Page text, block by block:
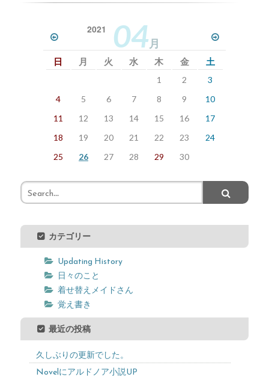
2021 04月
日
月 火 水 木 金 土
1 2
3
4
5 6 7 8 9
10
11
12 13 14 15 16
17
18
19 20 21 22 23
24
25
26 27 28 29 30
カテゴリー
Updating History
日々のこと
着せ替えメイドさん
覚え書き
最近の投稿
久しぶりの更新でした。
Novelにアルドノア小説UP